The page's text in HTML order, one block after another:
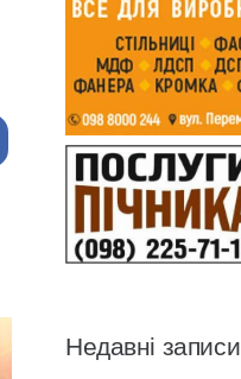
Недавні записи